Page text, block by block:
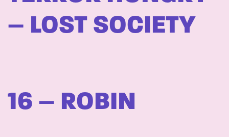
– LOST SOCIETY
16 – ROBIN